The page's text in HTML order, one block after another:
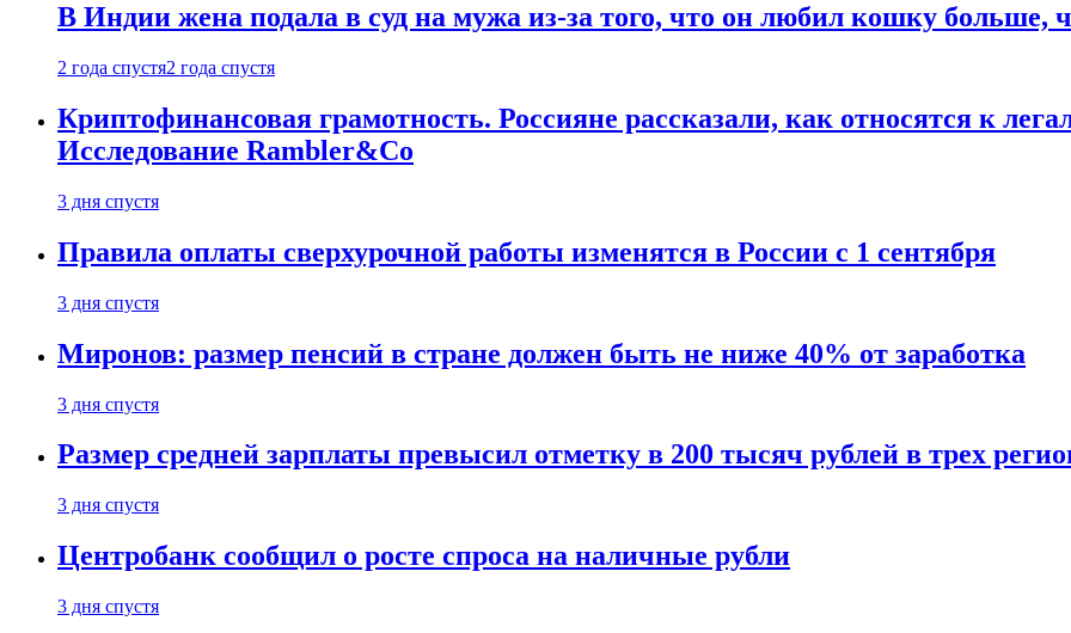
В Индии жена подала в суд на мужа из-за того, что он любил кошку больше,
2 года спустя2 года спустя
Криптофинансовая грамотность. Россияне рассказали, как относятся к
Исследование Rambler&Co
3 дня спустя
Правила оплаты сверхурочной работы изменятся в России с 1 сентября
3 дня спустя
Миронов: размер пенсий в стране должен быть не ниже 40% от заработка
3 дня спустя
Размер средней зарплаты превысил отметку в 200 тысяч рублей в трех
3 дня спустя
Центробанк сообщил о росте спроса на наличные рубли
3 дня спустя